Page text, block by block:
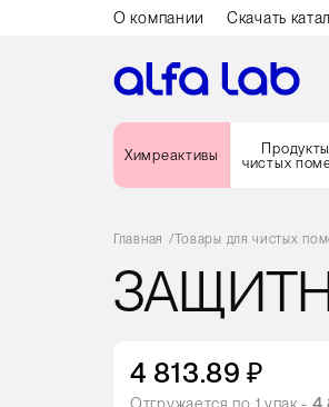
О компании Скачать
Химреактивы
чистых
Главная /Товары для чистых
4 813.89 ₽